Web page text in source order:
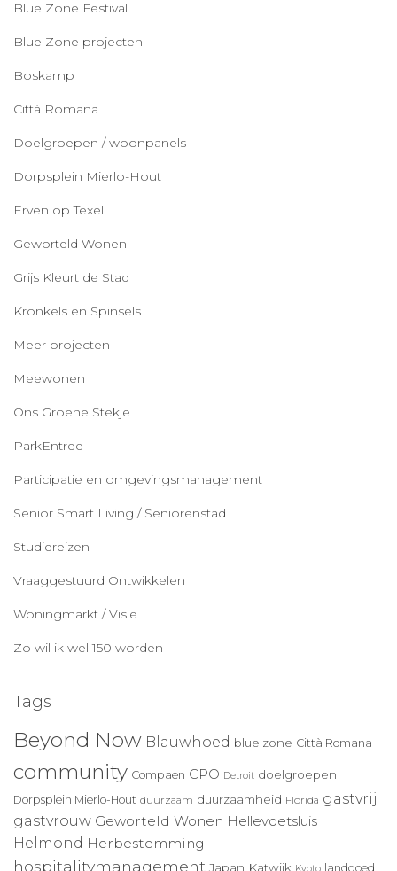
Blue Zone Festival
Blue Zone projecten
Boskamp
Città Romana
Doelgroepen / woonpanels
Dorpsplein Mierlo-Hout
Erven op Texel
Geworteld Wonen
Grijs Kleurt de Stad
Kronkels en Spinsels
Meer projecten
Meewonen
Ons Groene Stekje
ParkEntree
Participatie en omgevingsmanagement
Senior Smart Living / Seniorenstad
Studiereizen
Vraaggestuurd Ontwikkelen
Woningmarkt / Visie
Zo wil ik wel 150 worden
Tags
Beyond Now Blauwhoed blue zone Città Romana
community Compaen CPO Detroit doelgroepen
Dorpsplein Mierlo-Hout duurzaam duurzaamheid Florida gastvrij
gastvrouw Geworteld Wonen Hellevoetsluis
Helmond Herbestemming
hospitalitymanagement Japan Katwijk landgoed